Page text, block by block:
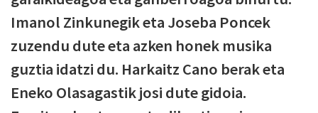
Imanol Zinkunegik eta Joseba Poncek
zuzendu dute eta azken honek musika
guztia idatzi du. Harkaitz Cano berak eta
Eneko Olasagastik josi dute gidoia.